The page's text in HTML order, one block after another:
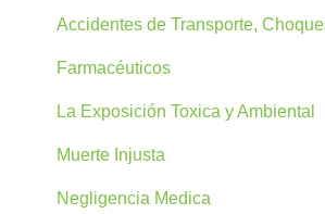
Accidentes de Transporte,
Farmacéuticos
La Exposición Toxica y Ambiental
Muerte Injusta
Negligencia Medica